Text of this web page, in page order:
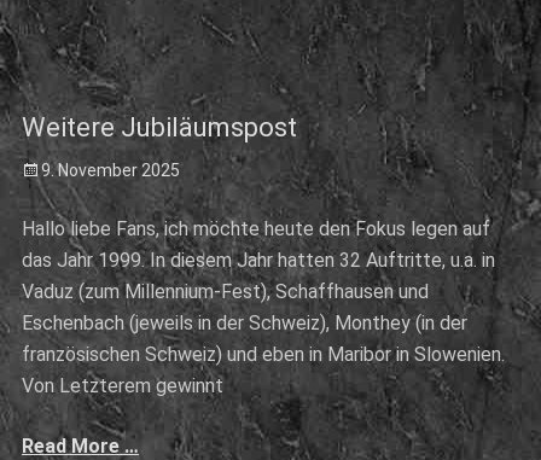
Weitere Jubiläumspost
Posted
9. November 2025
Hallo liebe Fans, ich möchte heute den Fokus legen auf
das Jahr 1999. In diesem Jahr hatten 32 Auftritte, u.a. in
Vaduz (zum Millennium-Fest), Schaffhausen und
Eschenbach (jeweils in der Schweiz), Monthey (in der
französischen Schweiz) und eben in Maribor in Slowenien.
Von Letzterem gewinnt
Read More …